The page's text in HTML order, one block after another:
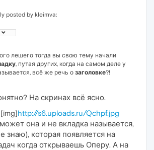
posted by kleimva:
лешего тогда вы свою тему начали
, путая других, когда на самом деле у
всё же речь о заголовке?!
На скринах всё ясно.
http://s6.uploads.ru/Qchpf.jpg
она и не вкладка называется,
знаю), которая появляется на
когда открываешь Оперу. А на